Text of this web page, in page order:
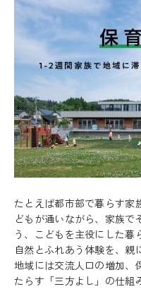
たとえば都市部で暮らす家
どもが通いながら、家族で
う、こどもを主役にした
自然とふれあう体験を、親
地域には交流人口の増加、
たらす「三方よし」の仕組